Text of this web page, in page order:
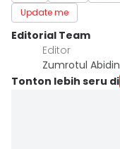
Update me
Editorial Team
Editor
Zumrotul Abidin
Tonton lebih seru di